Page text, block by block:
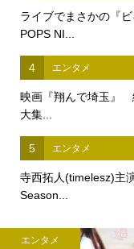
ライブでまさかの『
POPS NI...
4 エンタメ
映画『翔んで埼玉』
大集...
5 エンタメ
寺西拓人(timelesz)主
Season...
エンタメ